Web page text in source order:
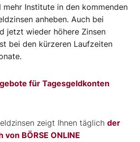
mehr Institute in den kommenden
anheben. Auch bei
jetzt wieder höhere Zinsen
bei den kürzeren Laufzeiten
für Tagesgeldkonten
zeigt Ihnen täglich der
BÖRSE ONLINE